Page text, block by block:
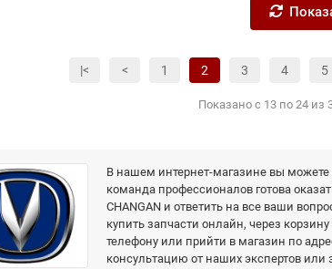
|< < 1 2 3 4 5
Показано с 13 по 24 из
В нашем интернет-магазине вы можете
команда профессионалов готова
CHANGAN и ответить на все ваши
купить запчасти онлайн, через
телефону или прийти в магазин по
консультацию от наших экспертов или